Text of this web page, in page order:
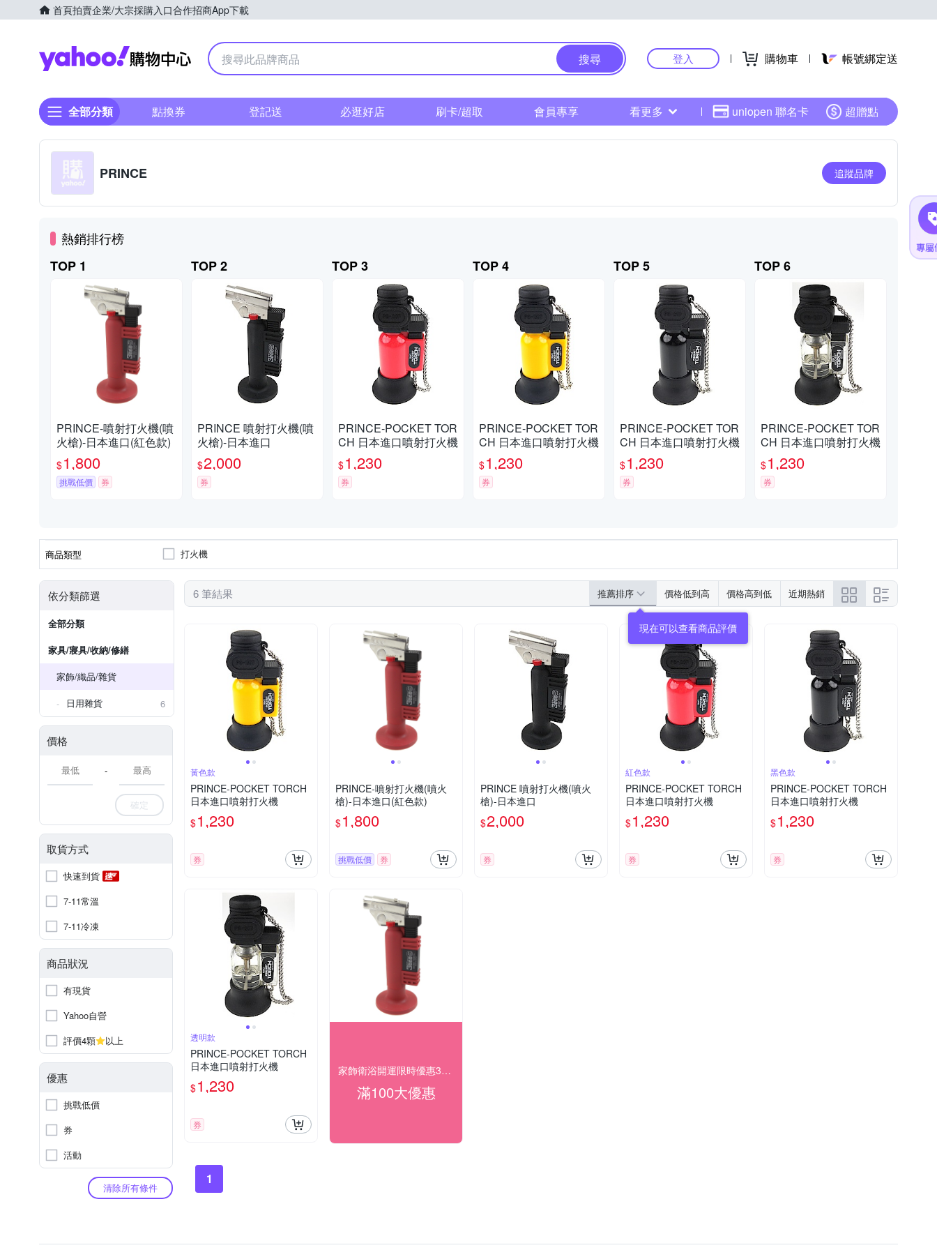
首頁拍賣企業/大宗採購入口合作招商App下載
Yahoo購物中心
搜尋 登入 購物車 帳號綁定送
全部分類 點換券 登記送 必逛好店 刷卡/超取 會員專享 看更多 uniopen 聯名卡 超贈點
PRINCE 追蹤品牌
熱銷排行榜
TOP 1
PRINCE-噴射打火機(噴
火槍)-日本進口(紅色款)
$1,800
挑戰低價 券
TOP 2
PRINCE 噴射打火機(噴
火槍)-日本進口
$2,000
券
TOP 3
PRINCE-POCKET TOR
CH 日本進口噴射打火機
$1,230
券
TOP 4
PRINCE-POCKET TOR
CH 日本進口噴射打火機
$1,230
券
TOP 5
PRINCE-POCKET TOR
CH 日本進口噴射打火機
$1,230
券
TOP 6
PRINCE-POCKET TOR
CH 日本進口噴射打火機
$1,230
券
商品類型 打火機
依分類篩選
全部分類
家具/寢具/收納/修繕
家飾/織品/雜貨
日用雜貨
6
價格
-
確定
取貨方式
快速到貨
7-11常溫
7-11冷凍
商品狀況
有現貨
Yahoo自營
評價4顆
以上
優惠
挑戰低價
券
活動
清除所有條件
6 筆結果 推薦排序 價格低到高 價格高到低 近期熱銷
現在可以查看商品評價
黃色款
PRINCE-POCKET TORCH
日本進口噴射打火機
$1,230
券
PRINCE-噴射打火機(噴火
槍)-日本進口(紅色款)
$1,800
挑戰低價 券
PRINCE 噴射打火機(噴火
槍)-日本進口
$2,000
券
紅色款
PRINCE-POCKET TORCH
日本進口噴射打火機
$1,230
券
黑色款
PRINCE-POCKET TORCH
日本進口噴射打火機
$1,230
券
透明款
PRINCE-POCKET TORCH
日本進口噴射打火機
$1,230
券
家飾衛浴開運限時優惠3折起
滿100大優惠
1